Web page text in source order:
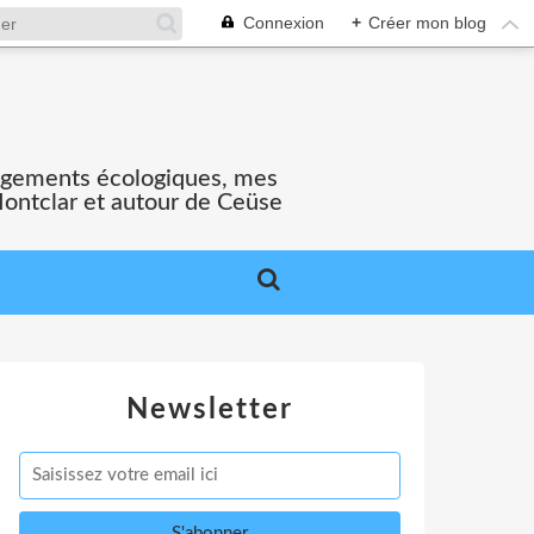
Connexion + Créer mon blog
écologiques, mes
et autour de Ceüse
Newsletter